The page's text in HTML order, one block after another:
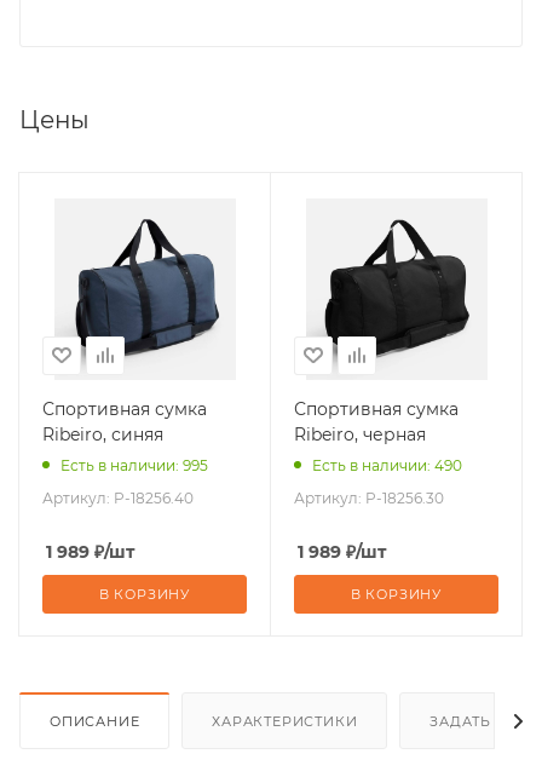
Цены
Спортивная сумка
Ribeiro, синяя
Есть в наличии: 995
Артикул: P-18256.40
1 989 ₽/шт
В КОРЗИНУ
Спортивная сумка
Ribeiro, черная
Есть в наличии: 490
Артикул: P-18256.30
1 989 ₽/шт
В КОРЗИНУ
ОПИСАНИЕ ХАРАКТЕРИСТИКИ ЗАДАТЬ